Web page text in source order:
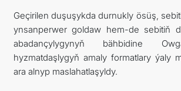
Geçirilen duşuşykda durnukly ösüş,
ynsanperwer goldaw hem-de sebitiň
abadançylygynyň bähbidine
hyzmatdaşlygyň amaly formatlary ýaly
ara alnyp maslahatlaşyldy.